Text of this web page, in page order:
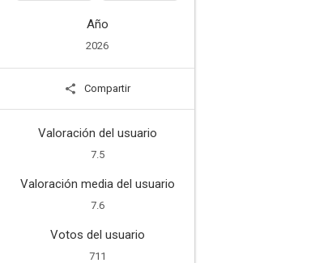
Año
2026
Compartir
Valoración del usuario
7.5
Valoración media del usuario
7.6
Votos del usuario
711